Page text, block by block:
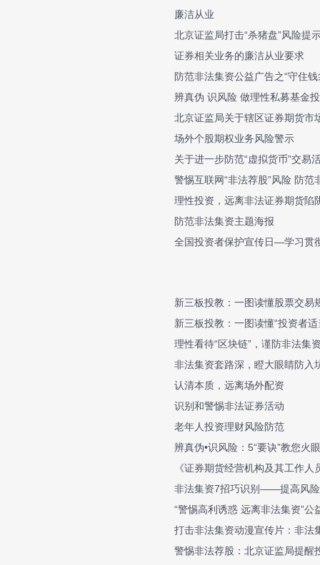
廉洁从业
北京证监局打击“杀猪盘”风险提
证券相关业务的廉洁从业要求
防范非法集资公益广告之“守住
辨真伪 识风险 做理性私募基金
北京证监局关于辖区证券期货市
场外个股期权业务风险警示
关于进一步防范“虚拟货币”交易
警惕互联网“非法荐股”风险 防范
理性投资，远离非法证券期货陷
防范非法集资主题海报
全国投资者保护宣传日—学习贯
新三板投教：一图读懂股票交易
新三板投教：一图读懂“投资者适
理性看待“区块链”，谨防非法集
非法集资套路深，瞪大眼睛防入
认清本质，远离场外配资
识别和警惕非法证券活动
老年人投资理财风险防范
辨真伪•识风险：5“要诀”教您火
《证券期货经营机构及其工作
非法集资7招巧识别——提高风
“警惕高利诱惑 远离非法集资”公
打击非法集资动漫宣传片：非法
警惕非法荐股：北京证监局提醒